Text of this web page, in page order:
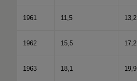
1961 11,5 13,2
1962 15,5 17,2
1963 18,1 19,9